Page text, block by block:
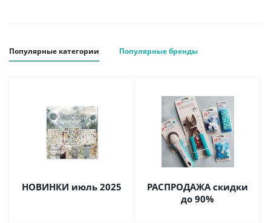
Популярные категории Популярные бренды
НОВИНКИ июль 2025
РАСПРОДАЖА скидки
до 90%